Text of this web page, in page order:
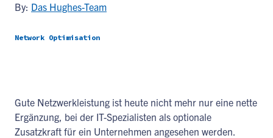
By: Das Hughes-Team
Network Optimisation
Gute Netzwerkleistung ist heute nicht mehr nur eine nette
Ergänzung, bei der IT-Spezialisten als optionale
Zusatzkraft für ein Unternehmen angesehen werden.